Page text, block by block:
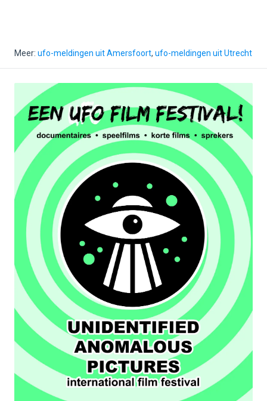
Meer: ufo-meldingen uit Amersfoort, ufo-meldingen uit Utrecht